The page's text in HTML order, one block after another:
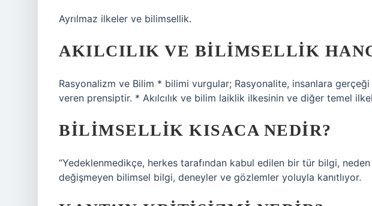
Ayrılmaz ilkeler ve bilimsellik.
AKILCILIK VE BILIMSELLIK
Rasyonalizm ve Bilim * bilimi vurgular; Rasyonalite, insanlara
veren prensiptir. * Akılcılık ve bilim laiklik ilkesinin ve diğer temel
BILIMSELLIK KISACA NEDIR?
“Yedeklenmedikçe, herkes tarafından kabul edilen bir tür bilgi,
değişmeyen bilimsel bilgi, deneyler ve gözlemler yoluyla kanıtlıyor.